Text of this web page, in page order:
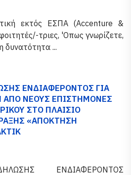
εκτός ΕΣΠΑ (Accenture &
τριες, 'Oπως γνωρίζετε,
δυνατότητα ...
ΕΝΔΙΑΦΕΡΟΝΤΟΣ ΓΙΑ
ΝΕΟΥΣ ΕΠΙΣΤΗΜΟΝΕΣ
ΣΤΟ ΠΛΑΙΣΙΟ
«ΑΠΟΚΤΗΣΗ
ΕΝΔΙΑΦΕΡΟΝΤΟΣ